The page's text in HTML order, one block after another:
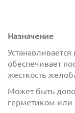
Назначение
обеспечивает
жесткость
Может быть
герметиком или